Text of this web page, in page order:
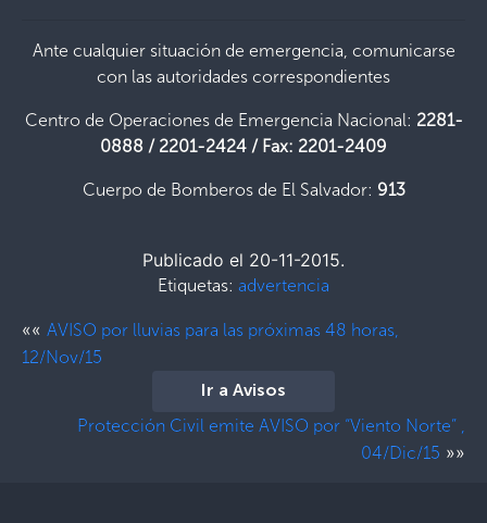
Ante cualquier situación de emergencia, comunicarse
con las autoridades correspondientes
Centro de Operaciones de Emergencia Nacional: 2281-
0888 / 2201-2424 / Fax: 2201-2409
Cuerpo de Bomberos de El Salvador: 913
Publicado el 20-11-2015.
Etiquetas: advertencia
«« AVISO por lluvias para las próximas 48 horas,
12/Nov/15
Ir a Avisos
Protección Civil emite AVISO por “Viento Norte” ,
04/Dic/15 »»